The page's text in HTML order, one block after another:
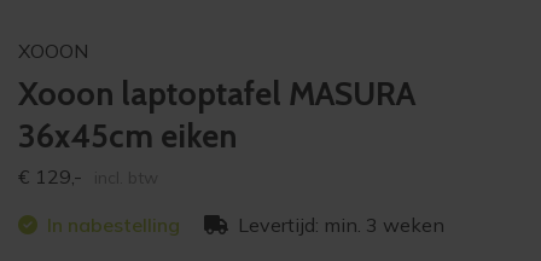
XOOON
Xooon laptoptafel MASURA
36x45cm eiken
€ 129,-
In nabestelling Levertijd: min. 3 weken